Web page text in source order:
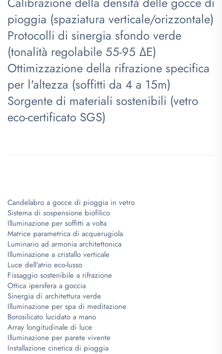
pioggia (spaziatura verticale/orizzontale)
Protocolli di sinergia sfondo verde
(tonalità regolabile 55-95 ΔE)
Ottimizzazione della rifrazione specifica
per l'altezza (soffitti da 4 a 15m)
Sorgente di materiali sostenibili (vetro
eco-certificato SGS)
Candelabro a gocce di pioggia in vetro
Sistema di sospensione biofilico
Illuminazione per soffitti a volta
Matrice parametrica di acquerugiola
Luminario ad armonia architettonica
Illuminazione a cristallo verticale
Luce dell'atrio eco-lusso
Fissaggio sostenibile a rifrazione
Ottica ipersfera a goccia
Sinergia di architettura verde
Illuminazione per spa di meditazione
Borosilicato lucidato a mano
Array longitudinale di luce
Illuminazione per parete vivente
Installazione cinetica di pioggia